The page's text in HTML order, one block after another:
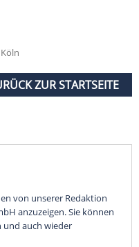
ZUR STARTSEITE
von unserer Redaktion
anzuzeigen. Sie können
und auch wieder